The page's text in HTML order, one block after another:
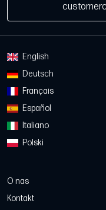
English
Deutsch
Français
Español
Italiano
Polski
O nas
Kontakt